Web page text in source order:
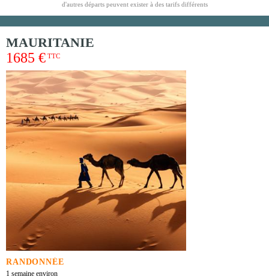
d'autres départs peuvent exister à des tarifs différents
MAURITANIE
1685 € TTC
RANDONNÉE
1 semaine environ